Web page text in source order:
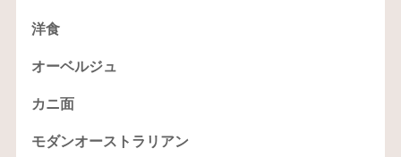
洋食
オーベルジュ
カニ面
モダンオーストラリアン